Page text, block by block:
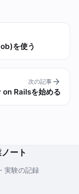
を使う
次の記事
Railsを始める
ート
実験の記録